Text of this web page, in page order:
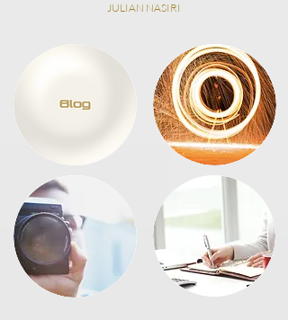
JULIAN NASIRI